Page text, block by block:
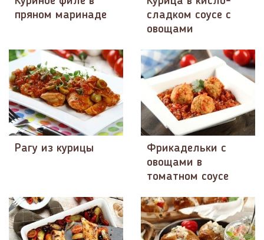
пряном маринаде
сладком соусе с
овощами
Рагу из курицы
Фрикадельки с
овощами в
томатном соусе